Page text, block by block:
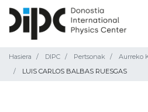
Hasiera DIPC Pertsonak
Aurreko
LUIS CARLOS BALBAS RUESGAS